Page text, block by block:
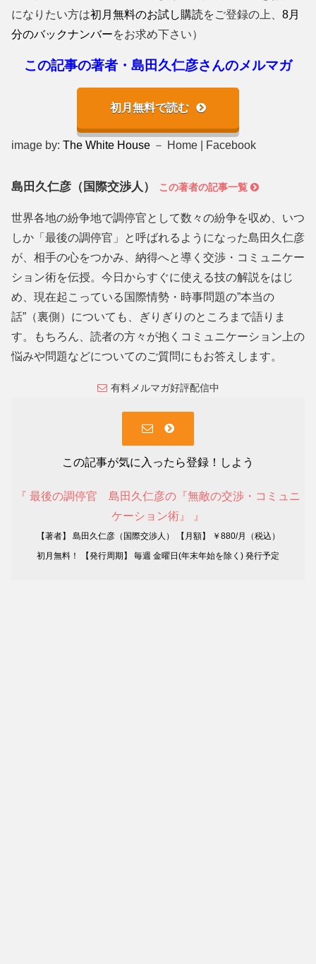
になりたい方は初月無料のお試し購読をご登録の上、 8月
分のバックナンバーをお求め下さい）
この記事の著者・島田久仁彦さんのメルマガ
初月無料で読む
image by: The White House － Home | Facebook
島田久仁彦（国際交渉人） この著者の記事一覧
世界各地の紛争地で調停官として数々の紛争を収め、いつ
しか「最後の調停官」と呼ばれるようになった島田久仁彦
が、相手の心をつかみ、納得へと導く交渉・コミュニケー
ション術を伝授。今日からすぐに使える技の解説をはじ
め、現在起こっている国際情勢・時事問題の”本当の
話”（裏側）についても、ぎりぎりのところまで語りま
す。もちろん、読者の方々が抱くコミュニケーション上の
悩みや問題などについてのご質問にもお答えします。
有料メルマガ好評配信中
この記事が気に入ったら登録！しよう
『 最後の調停官 島田久仁彦の『無敵の交渉・コミュニ
ケーション術』 』
【著者】 島田久仁彦（国際交渉人） 【月額】 ￥880/月（税込）
初月無料！ 【発行周期】 毎週 金曜日(年末年始を除く) 発行予定